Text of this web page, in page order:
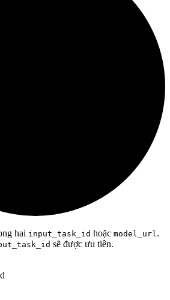
hai input_task_id hoặc model_url.
sẽ được ưu tiên.